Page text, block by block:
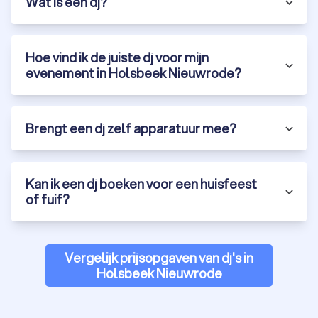
zijn in uw specifieke evenement. Zo vindt u een dj in Holsbeek
Nieuwrode die aansluit bij uw wensen en visie.
Wat kost een dj in Holsbeek Nieuwrode?
per uur. De kosten van een dj zijn afhankelijk van verschillende
factoren:Soort evenement:Grotere evenementen, zoals een
evenement of een verjaardagsfeest.
Apparatuur en extra's:
Vraag de dj om eigen apparatuur
feestartikelen mee te nemen? Dan kost dit meer dan
wanneer u zelf alle techniek en decoratie verzorgt.
Bekendheid van de dj:Bekende Belgische dj's hanteren
hogere tarieven.
Reis- en vervoerskosten:De dj maakt kosten om naar uw
Hoe vind ik de juiste dj voor mijn
evenement in Holsbeek Nieuwrode?
Brengt een dj zelf apparatuur mee?
Kan ik een dj boeken voor een huisfeest
of fuif?
Vergelijk prijsopgaven van dj's in
Holsbeek Nieuwrode